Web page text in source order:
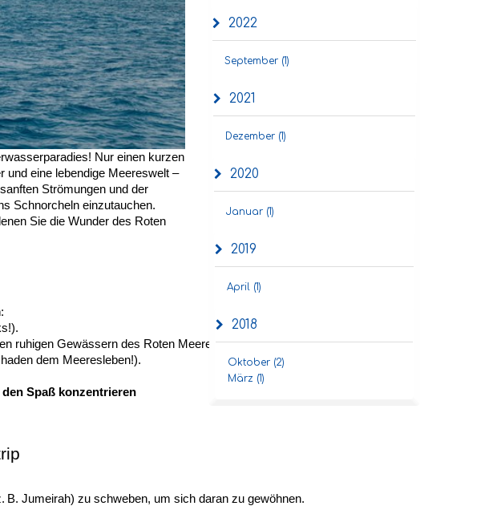
Nur einen kurzen
und eine lebendige Meereswelt –
Strömungen und der
Schnorcheln einzutauchen.
Sie die Wunder des Roten
ruhigen Gewässern des Roten Meeres.
dem Meeresleben!).
Spaß konzentrieren
B. Jumeirah) zu schweben, um sich daran zu gewöhnen.
2022
September (1)
2021
Dezember (1)
2020
Januar (1)
2019
April (1)
2018
Oktober (2)
März (1)